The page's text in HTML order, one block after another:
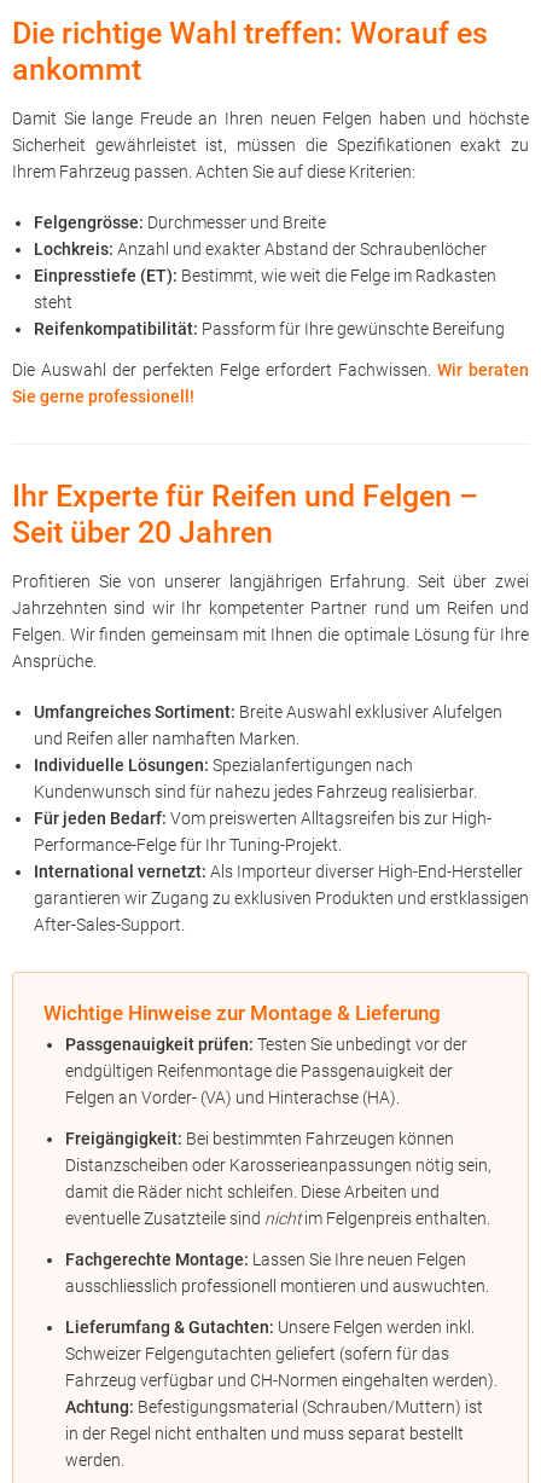
Die richtige Wahl treffen: Worauf es
ankommt
Damit Sie lange Freude an Ihren neuen Felgen haben und höchste
Sicherheit gewährleistet ist, müssen die Spezifikationen exakt zu
Ihrem Fahrzeug passen. Achten Sie auf diese Kriterien:
Felgengrösse: Durchmesser und Breite
Lochkreis: Anzahl und exakter Abstand der Schraubenlöcher
Einpresstiefe (ET): Bestimmt, wie weit die Felge im Radkasten
steht
Reifenkompatibilität: Passform für Ihre gewünschte Bereifung
Die Auswahl der perfekten Felge erfordert Fachwissen. Wir beraten
Sie gerne professionell!
Ihr Experte für Reifen und Felgen –
Seit über 20 Jahren
Profitieren Sie von unserer langjährigen Erfahrung. Seit über zwei
Jahrzehnten sind wir Ihr kompetenter Partner rund um Reifen und
Felgen. Wir finden gemeinsam mit Ihnen die optimale Lösung für Ihre
Ansprüche.
Umfangreiches Sortiment: Breite Auswahl exklusiver Alufelgen
und Reifen aller namhaften Marken.
Individuelle Lösungen: Spezialanfertigungen nach
Kundenwunsch sind für nahezu jedes Fahrzeug realisierbar.
Für jeden Bedarf: Vom preiswerten Alltagsreifen bis zur High-
Performance-Felge für Ihr Tuning-Projekt.
International vernetzt: Als Importeur diverser High-End-Hersteller
garantieren wir Zugang zu exklusiven Produkten und erstklassigen
After-Sales-Support.
Wichtige Hinweise zur Montage & Lieferung
Passgenauigkeit prüfen: Testen Sie unbedingt vor der
endgültigen Reifenmontage die Passgenauigkeit der
Felgen an Vorder- (VA) und Hinterachse (HA).
Freigängigkeit: Bei bestimmten Fahrzeugen können
Distanzscheiben oder Karosserieanpassungen nötig sein,
damit die Räder nicht schleifen. Diese Arbeiten und
eventuelle Zusatzteile sind nichtim Felgenpreis enthalten.
Fachgerechte Montage: Lassen Sie Ihre neuen Felgen
ausschliesslich professionell montieren und auswuchten.
Lieferumfang & Gutachten: Unsere Felgen werden inkl.
Schweizer Felgengutachten geliefert (sofern für das
Fahrzeug verfügbar und CH-Normen eingehalten werden).
Achtung: Befestigungsmaterial (Schrauben/Muttern) ist
in der Regel nicht enthalten und muss separat bestellt
werden.